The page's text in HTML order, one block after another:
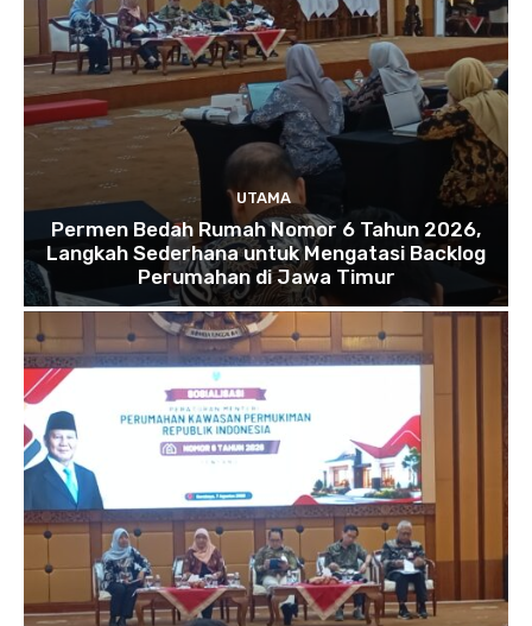
UTAMA
Permen Bedah Rumah Nomor 6 Tahun 2026,
Langkah Sederhana untuk Mengatasi Backlog
Perumahan di Jawa Timur